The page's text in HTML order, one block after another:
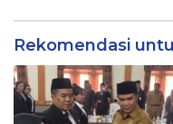
Rekomendasi